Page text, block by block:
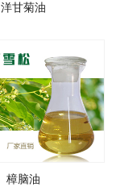
洋甘菊油
樟脑油